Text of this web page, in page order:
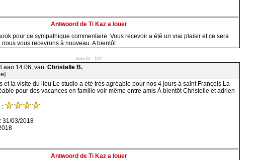
Antwoord de Ti Kaz a louer
pour ce sympathique commentaire. Vous recevoir a été un vrai plaisir et ce sera
vous recevrons à nouveau. A bientôt
bericht : 107
aan 14:06, van: Christelle B.
et la visite du lieu Le studio a été très agréable pour nos 4 jours à saint François La
pour des vacances en famille voir même entre amis À bientôt Christelle et adrien
:
31/03/2018
Antwoord de Ti Kaz a louer